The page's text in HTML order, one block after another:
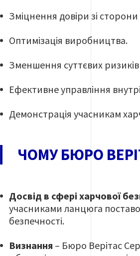
Зміцнення довіри зі
Оптимізація виробництва.
Зменшення суттєвих ризиків
Ефективне управління
Демонстрація учасникам
ЧОМУ БЮРО
Досвід в сфері харчової
учасниками ланцюга
безпечності.
Визнання – Бюро Верітас